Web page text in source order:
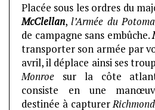
Placée sous les ordres du
McClellan,l’Armée du
de campagne sans embûche.
transporter son armée par
avril, il déplace ainsi ses
Monroe sur la côte
consiste en une
destinée à capturerRichmond